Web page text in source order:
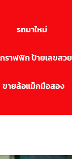
รถมาใหม่
ราฟฟิก ป้ายเลขสวย
ขายล้อแม็กมือสอง